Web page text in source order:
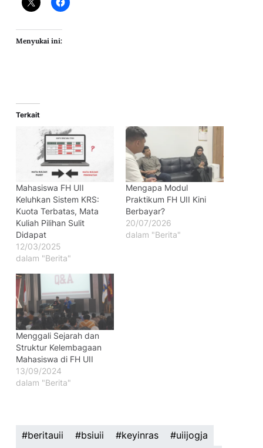
Menyukai ini:
Terkait
Mahasiswa FH UII
Keluhkan Sistem KRS:
Kuota Terbatas, Mata
Kuliah Pilihan Sulit
Didapat
12/03/2025
dalam "Berita"
Mengapa Modul
Praktikum FH UII Kini
Berbayar?
20/07/2026
dalam "Berita"
Menggali Sejarah dan
Struktur Kelembagaan
Mahasiswa di FH UII
13/09/2024
dalam "Berita"
#beritauii #bsiuii #keyinras
#uiijogja